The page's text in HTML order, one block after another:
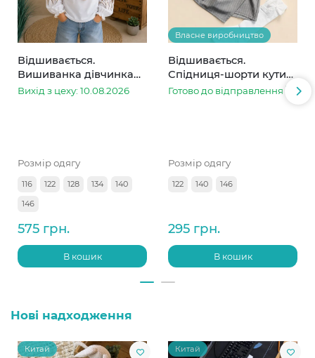
Відшивається.
Вишиванка дівчинка
колоски
Вихід з цеху: 10.08.2026
Розмір одягу
116 122 128 134
140
146
575 грн.
В кошик
Власне виробництво
Відшивається.
Спідниця-шорти кутик
сіра в смужку
Готово до відправлення
Розмір одягу
122 140 146
295 грн.
В кошик
Нові надходження
Китай Китай